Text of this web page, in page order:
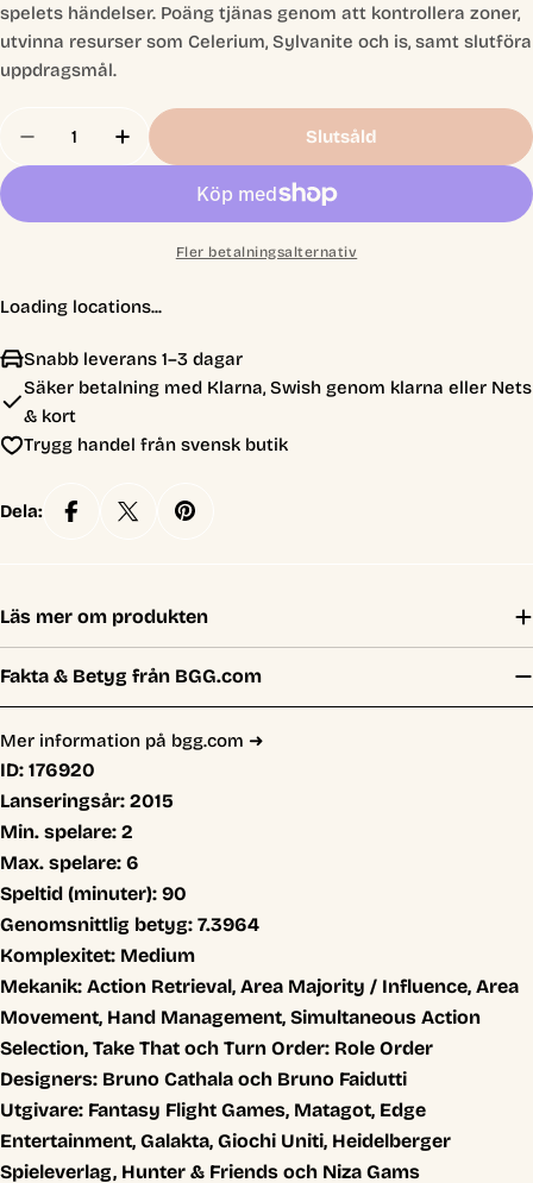
spelets händelser. Poäng tjänas genom att kontrollera zoner,
utvinna resurser som Celerium, Sylvanite och is, samt slutföra
uppdragsmål.
Minska Antal För Mission Red Planet 3rd Edition
Öka Antal För Mission Red Planet 3rd
Slutsåld
Fler betalningsalternativ
Loading locations...
Snabb leverans 1–3 dagar
Säker betalning med Klarna, Swish genom klarna eller Nets
& kort
Trygg handel från svensk butik
Dela:
Läs mer om produkten
Fakta & Betyg från BGG.com
Mer information på bgg.com ➜
ID: 176920
Lanseringsår: 2015
Min. spelare: 2
Max. spelare: 6
Speltid (minuter): 90
Genomsnittlig betyg: 7.3964
Komplexitet: Medium
Mekanik: Action Retrieval, Area Majority / Influence, Area
Movement, Hand Management, Simultaneous Action
Selection, Take That och Turn Order: Role Order
Designers: Bruno Cathala och Bruno Faidutti
Utgivare: Fantasy Flight Games, Matagot, Edge
Entertainment, Galakta, Giochi Uniti, Heidelberger
Spieleverlag, Hunter & Friends och Niza Gams